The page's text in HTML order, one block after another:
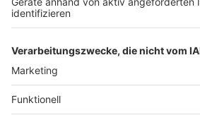
"hochproblematische Sexualität"
von einer Gefahr für die
Aprill soll weiter verhandelt werden.
Anzeige